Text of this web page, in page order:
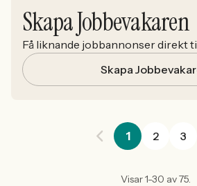
Skapa Jobbevakaren
Få liknande jobbannonser direkt
Skapa
1 2 3
Visar 1-30 av 75.